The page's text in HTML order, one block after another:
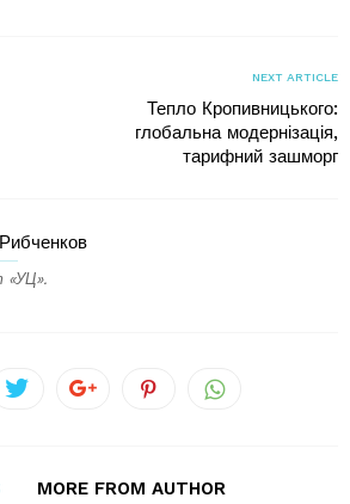
NEXT ARTICLE
Тепло Кропивницького:
глобальна модернізація,
тарифний зашморг
«УЦ».
MORE FROM AUTHOR